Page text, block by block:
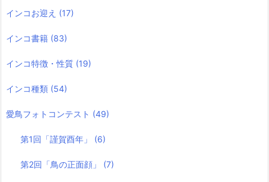
インコお迎え (17)
インコ書籍 (83)
インコ特徴・性質 (19)
インコ種類 (54)
愛鳥フォトコンテスト (49)
第1回「謹賀酉年」 (6)
第2回「鳥の正面顔」 (7)